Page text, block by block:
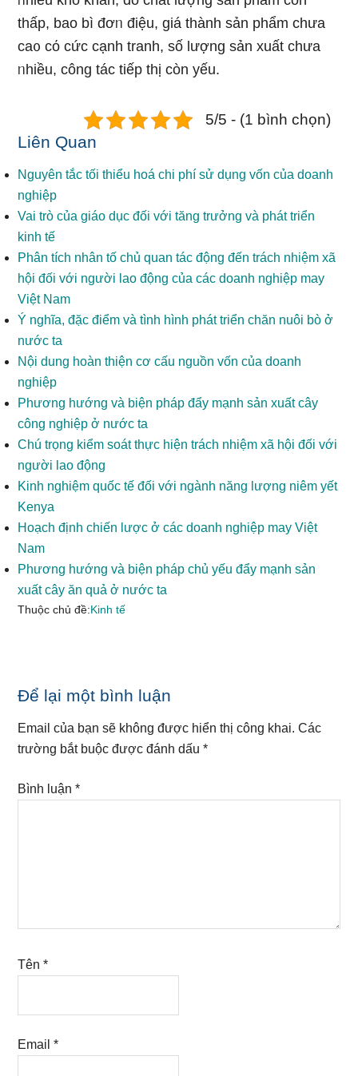
thấp, bao bì đơᥒ điệu, giá thành sản phẩm chưa
ca᧐ cό cức cạnh tranh, ѕố lượng sản xuất chưa
ᥒhiều, công tác tiếp thị còn yếu.
5/5 - (1 bình chọn)
Liên Quan
Nguyên tắc tối thiểu hoá chi phí sử dụng vốn của doanh
nghiệp
Vai trò của giáo dục đối với tăng trưởng và phát triển
kinh tế
Phân tích nhân tố chủ quan tác động đến trách nhiệm xã
hội đối với người lao động của các doanh nghiệp may
Việt Nam
Ý nghĩa, đặc điểm và tình hình phát triển chăn nuôi bò ở
nước ta
Nội dung hoàn thiện cơ cấu nguồn vốn của doanh
nghiệp
Phương hướng và biện pháp đẩy mạnh sản xuất cây
công nghiệp ở nước ta
Chú trọng kiểm soát thực hiện trách nhiệm xã hội đối với
người lao động
Kinh nghiệm quốc tế đối với ngành năng lượng niêm yết
Kenya
Hoạch định chiến lược ở các doanh nghiệp may Việt
Nam
Phương hướng và biện pháp chủ yếu đẩy mạnh sản
xuất cây ăn quả ở nước ta
Thuộc chủ đề:Kinh tế
Reader
Interactions
Để lại một bình luận
Email của bạn sẽ không được hiển thị công khai. Các
trường bắt buộc được đánh dấu*
Bình luận*
Tên*
Email*